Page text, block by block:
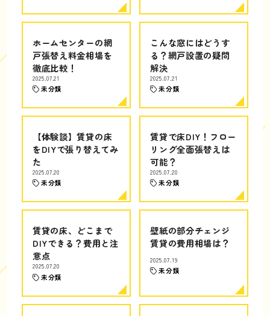
ホームセンターの網
戸張替え料金相場を
徹底比較！
2025.07.21
未分類
こんな窓にはどうす
る？網戸設置の疑問
解決
2025.07.21
未分類
【体験談】賃貸の床
をDIYで張り替えてみ
た
2025.07.20
未分類
賃貸で床DIY！フロー
リング全面張替えは
可能？
2025.07.20
未分類
賃貸の床、どこまで
DIYできる？費用と注
意点
2025.07.20
未分類
壁紙の部分チェンジ
賃貸の費用相場は？
2025.07.19
未分類